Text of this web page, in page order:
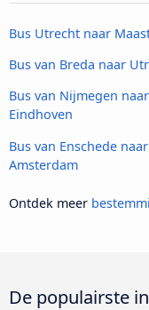
Bus Utrecht naar
Bus van Breda naar
Bus van Nijmegen naar
Eindhoven
Bus van Enschede naar
Amsterdam
Ontdek meer
De populairste